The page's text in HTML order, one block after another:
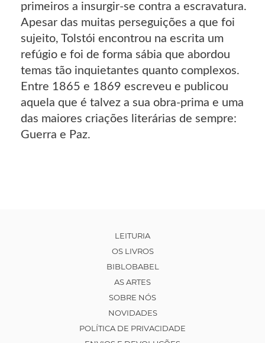
primeiros a insurgir-se contra a escravatura.
Apesar das muitas perseguições a que foi
sujeito, Tolstói encontrou na escrita um
refúgio e foi de forma sábia que abordou
temas tão inquietantes quanto complexos.
Entre 1865 e 1869 escreveu e publicou
aquela que é talvez a sua obra-prima e uma
das maiores criações literárias de sempre:
Guerra e Paz.
LEITURIA
OS LIVROS
BIBLOBABEL
AS ARTES
SOBRE NÓS
NOVIDADES
POLÍTICA DE PRIVACIDADE